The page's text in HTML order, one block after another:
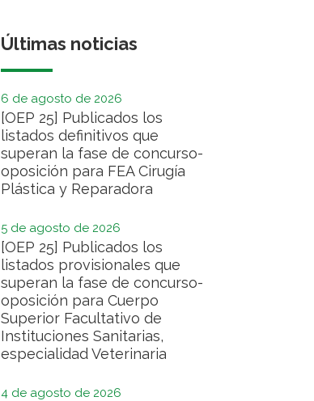
Últimas noticias
6 de agosto de 2026
[OEP 25] Publicados los
listados definitivos que
superan la fase de concurso-
oposición para FEA Cirugía
Plástica y Reparadora
5 de agosto de 2026
[OEP 25] Publicados los
listados provisionales que
superan la fase de concurso-
oposición para Cuerpo
Superior Facultativo de
Instituciones Sanitarias,
especialidad Veterinaria
4 de agosto de 2026